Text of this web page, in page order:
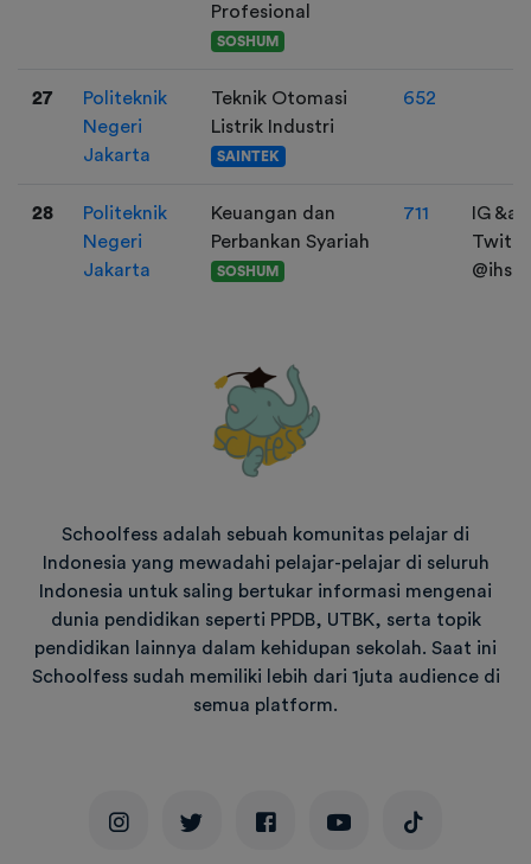
Profesional
SOSHUM
27
Politeknik
Negeri
Jakarta
Teknik Otomasi
Listrik Industri
SAINTEK
652
28
Politeknik
Negeri
Jakarta
Keuangan dan
Perbankan Syariah
SOSHUM
711
IG
Schoolfess adalah sebuah komunitas pelajar di
Indonesia yang mewadahi pelajar-pelajar di seluruh
Indonesia untuk saling bertukar informasi mengenai
dunia pendidikan seperti PPDB, UTBK, serta topik
pendidikan lainnya dalam kehidupan sekolah. Saat ini
Schoolfess sudah memiliki lebih dari 1juta audience di
semua platform.